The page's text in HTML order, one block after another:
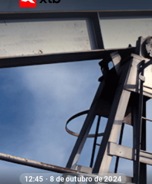
12:45 · 8 de outubro de 2024